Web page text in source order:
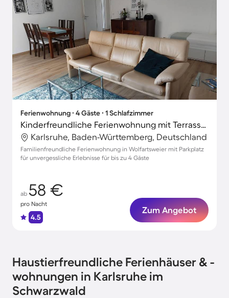
Ferienwohnung ∙ 4 Gäste ∙ 1 Schlafzimmer
Kinderfreundliche Ferienwohnung mit Terrasse | Ideal für Homeoffice
Karlsruhe, Baden-Württemberg, Deutschland
Familienfreundliche Ferienwohnung in Wolfartsweier mit Parkplatz
für unvergessliche Erlebnisse für bis zu 4 Gäste
ab 58 €
pro Nacht
4.5
Zum Angebot
Haustierfreundliche Ferienhäuser & -
wohnungen in Karlsruhe im
Schwarzwald